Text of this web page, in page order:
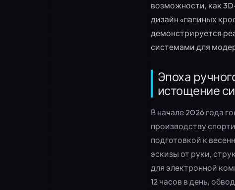
возможности, как
дизайн «папиных
демонстрируется
системами для
Эпоха
истощение
В начале 2026 года
производству
подготовкой к
эскизы от руки,
для электронной
12 часов в день,